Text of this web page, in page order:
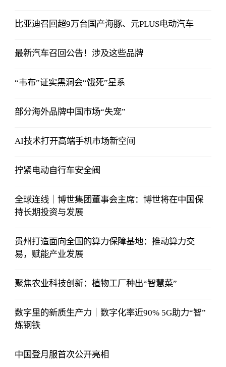
比亚迪召回超9万台国产海豚、元PLUS电动汽车
最新汽车召回公告！涉及这些品牌
“韦布”证实黑洞会“饿死”星系
部分海外品牌中国市场“失宠”
AI技术打开高端手机市场新空间
拧紧电动自行车安全阀
全球连线｜博世集团董事会主席：博世将在中国保
持长期投资与发展
贵州打造面向全国的算力保障基地：推动算力交
易，赋能产业发展
聚焦农业科技创新：植物工厂种出“智慧菜”
数字里的新质生产力｜数字化率近90% 5G助力“智”
炼钢铁
中国登月服首次公开亮相